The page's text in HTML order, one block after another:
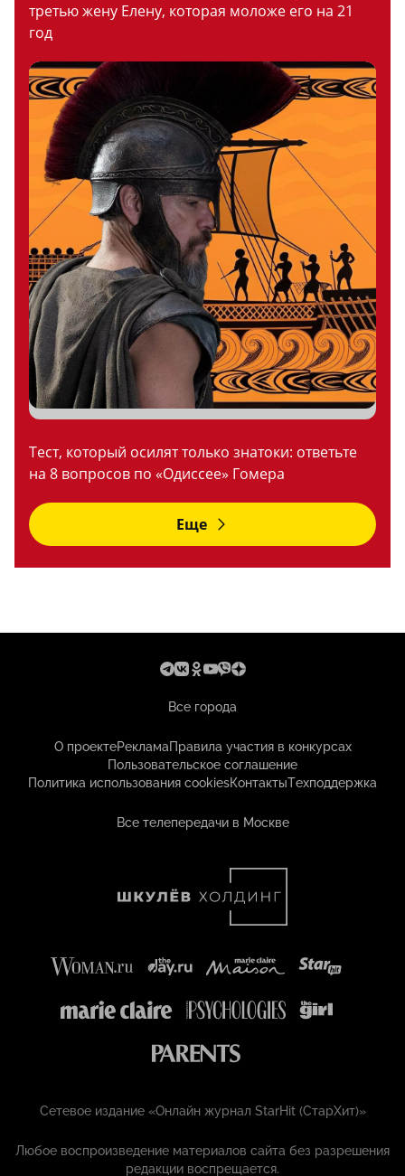
третью жену Елену, которая моложе его на 21
год
Тест, который осилят только знатоки: ответьте
на 8 вопросов по «Одиссее» Гомера
Еще
Все города
О проектеРекламаПравила участия в конкурсах
Пользовательское соглашение
Политика использования cookiesКонтактыТехподдержка
Все телепередачи в Москве
Сетевое издание «Онлайн журнал StarHit (СтарХит)»
Любое воспроизведение материалов сайта без разрешения
редакции воспрещается.